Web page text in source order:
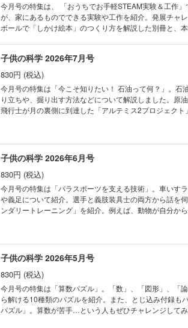
目次
KoKaひろば
［別冊付録］ビーカーくんの理科室と
謎解きマンガ 放課後探偵海洋編／発見
今月号の特集は、 「おうちでお手軽STEAM実験＆工作
が、家にあるものでできる実験や工作を紹介。発展チャ
ボールで「しかけ絵本」のつくり方を解説した別冊と、
自由研究！ おうちでお手軽 STEAM実験＆工作 古代の銅
祝！デビュー10周年 10年分の「なるほど！」 ビーカ
のこわさを知る!? の巻 電気で学ぼうSDGs 日本最大級
ですぐできる！ トッポとチィのひまつぶし実験室 なぜ
ち！ Scratchの裏ワザ No.1 矢印キーでスプライトを
物園の動物 イヌワシ 南極通信 “いまの南極”から地球
み立て式「ソーラー・クッカー」をつくって生き残れ
ながら学ぶコンピューター 第1回 ビスケットをは
モノみたい！？ 夏野菜オブジェ わくわく理科授業 お
FUN！ すこぶるクイズ モージャ博士の縁側科学教室
KoKaひろば ロジカル・ミステリー・ツアー 気象ミス
パークラフト ホンモノみたい!? 夏野菜のオブジェ [別
子供の科学 2026年7月号
830円 (税込)
今月号の特集は「今こそ知りたい！ 石油って何？」。
り立ちや、掘り出す方法などについて解説しました。原
飛行士が月の裏側に到達した「アルテミス2プロジェク
てなに？ 月を目指す有人探査プログラム「アルテミス計
ちLABO”開設！ おうちや教室ですぐできる！ トッポと
くんがゆく ビーカーくん、室内で虹に出会う!? の巻
アメリカドクダミ たくさん知って、もっと会いたくな
れた！ ポケデン キチポ 宇宙はドラマチック！ 二刀
線編） 学校でも塾でも教えてくれない！生き残る技術
る！ AkaDakoものづくりラボ さよならタコちゃん、
子供の科学 2026年6月号
830円 (税込)
今月号の特集は「パラスポーツを支える技術」。車いす
や義足について紹介。選手と義肢装具士の両方から話を
ンダリートレーニング」を紹介。例えば、動物が自分か
レ！ 競技用器具がスゴイッ！ パラスポーツを支える技
ングってどんなこと？ 小中学生トコトンチャレンジ 桐
SDGs 静電気で動く未来の力 強誘電モーター おうちや
ぜ？ なぜ？ どうして？ ビーカーくんがゆく ビーカーく
を体験しよう！ たくさん知って、もっと会いたくなる
く氷の記憶 ひとときの北極通信 樹木の材料は大気中
アメザーザー 宇宙はドラマチック！ 猫の目は何を物語
子供の科学 2026年5月号
830円 (税込)
今月号の特集は「算数パズル」。「数」、「図形」、「
ら解ける10種類のパズルを紹介。また、とじ込み付録も
パズル」。算数が苦手…という人もぜひチャレンジして